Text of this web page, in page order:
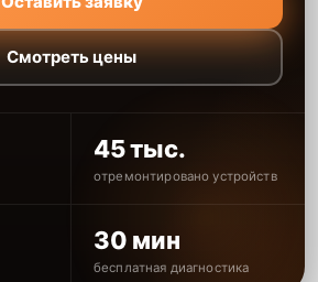
Смотреть цены
45 тыс.
отремонтировано устройств
30 мин
бесплатная диагностика